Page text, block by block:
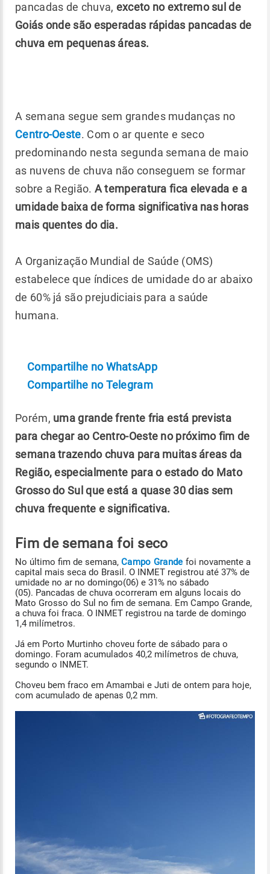
pancadas de chuva, exceto no extremo sul de
Goiás onde são esperadas rápidas pancadas de
chuva em pequenas áreas.
A semana segue sem grandes mudanças no
Centro-Oeste. Com o ar quente e seco
predominando nesta segunda semana de maio
as nuvens de chuva não conseguem se formar
sobre a Região. A temperatura fica elevada e a
umidade baixa de forma significativa nas horas
mais quentes do dia.
A Organização Mundial de Saúde (OMS)
estabelece que índices de umidade do ar abaixo
de 60% já são prejudiciais para a saúde
humana.
Compartilhe no WhatsApp
Compartilhe no Telegram
Porém, uma grande frente fria está prevista
para chegar ao Centro-Oeste no próximo fim de
semana trazendo chuva para muitas áreas da
Região, especialmente para o estado do Mato
Grosso do Sul que está a quase 30 dias sem
chuva frequente e significativa.
Fim de semana foi seco
No último fim de semana, Campo Grande foi novamente a
capital mais seca do Brasil. O INMET registrou até 37% de
umidade no ar no domingo(06) e 31% no sábado
(05). Pancadas de chuva ocorreram em alguns locais do
Mato Grosso do Sul no fim de semana. Em Campo Grande,
a chuva foi fraca. O INMET registrou na tarde de domingo
1,4 milímetros.
Já em Porto Murtinho choveu forte de sábado para o
domingo. Foram acumulados 40,2 milímetros de chuva,
segundo o INMET.
Choveu bem fraco em Amambai e Juti de ontem para hoje,
com acumulado de apenas 0,2 mm.